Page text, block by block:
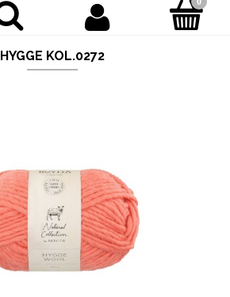
HYGGE KOL.0272